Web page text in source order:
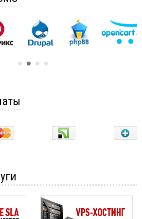
по услугам хостинга
отправке почты
хостинге по нагрузке
хостинге
пытается загрузить PHP файл
задач (CRON) в ispmanager
переадресацию с одного сайта на другой